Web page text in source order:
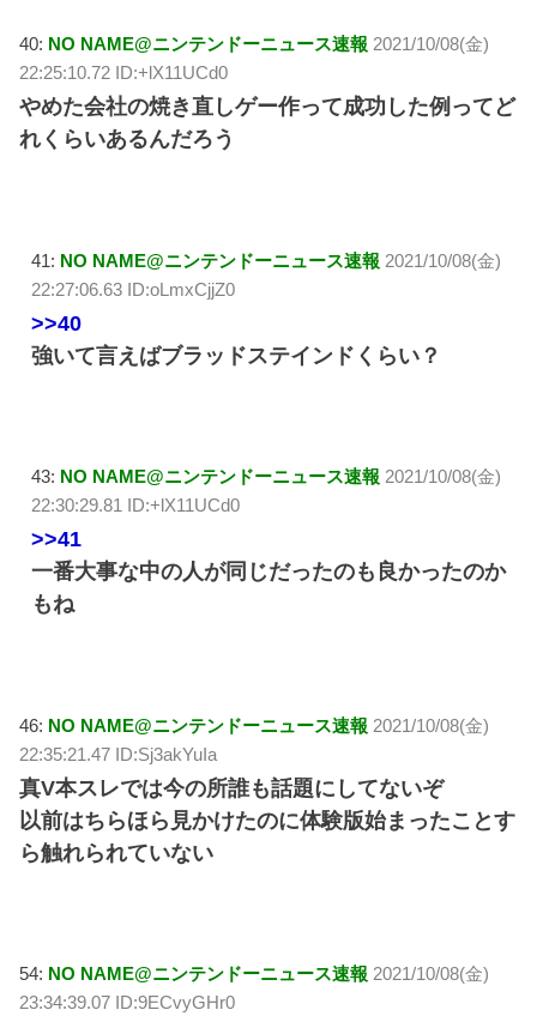
40: NO NAME@ニンテンドーニュース速報 2021/10/08(金)
22:25:10.72 ID:+lX11UCd0
やめた会社の焼き直しゲー作って成功した例ってど
れくらいあるんだろう
41: NO NAME@ニンテンドーニュース速報 2021/10/08(金)
22:27:06.63 ID:oLmxCjjZ0
>>40
強いて言えばブラッドステインドくらい？
43: NO NAME@ニンテンドーニュース速報 2021/10/08(金)
22:30:29.81 ID:+lX11UCd0
>>41
一番大事な中の人が同じだったのも良かったのか
もね
46: NO NAME@ニンテンドーニュース速報 2021/10/08(金)
22:35:21.47 ID:Sj3akYuIa
真V本スレでは今の所誰も話題にしてないぞ
以前はちらほら見かけたのに体験版始まったことす
ら触れられていない
54: NO NAME@ニンテンドーニュース速報 2021/10/08(金)
23:34:39.07 ID:9ECvyGHr0